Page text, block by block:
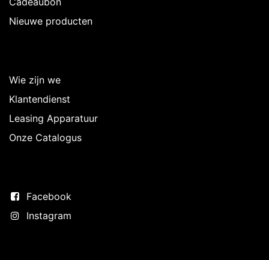
Nieuwe producten
Wie zijn we
Klantendienst
Leasing Apparatuur
Onze Catalogus
Facebook
Instagram